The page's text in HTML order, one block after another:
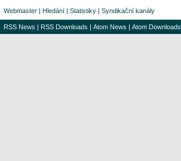
Webmaster | Hledání | Statistiky | Syndikační kanály
RSS News | RSS Downloads | Atom News | Atom Downloads